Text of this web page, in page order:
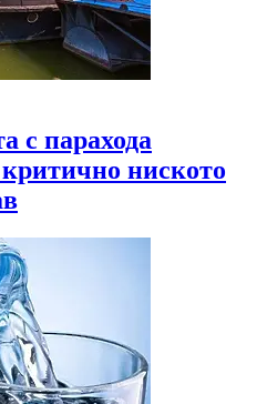
с парахода
ниското